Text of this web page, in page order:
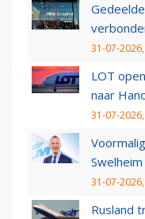
31-07-
LOT
naar
31-07-
31-07-
Rusland